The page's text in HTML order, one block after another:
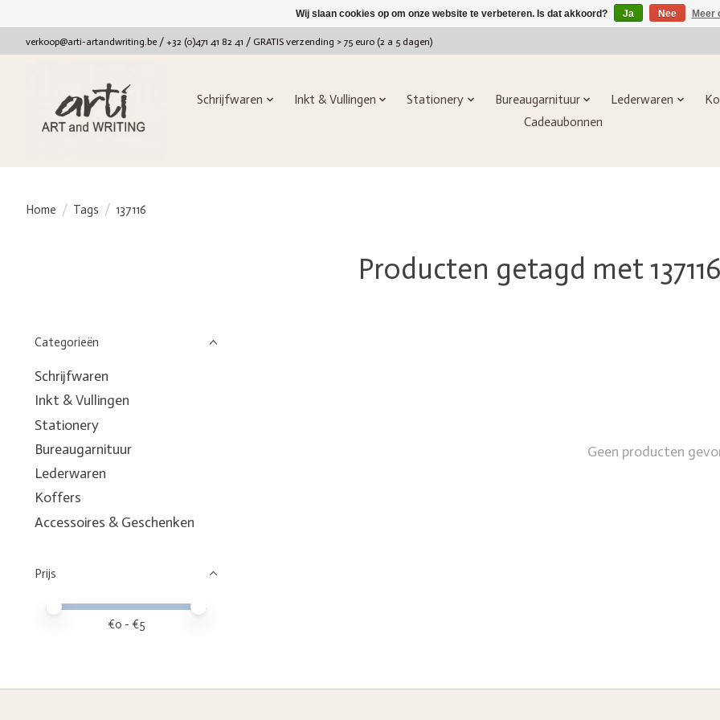
verkoop@arti-artandwriting.be/ +32 (0)471 41 82 41 / GRATIS verzending > 75 euro (2 a 5 dagen)
Schrijfwaren Inkt & Vullingen Stationery Bureaugarnituur Lederwaren
Cadeaubonnen
Home / Tags / 137116
Producten getagd met 137116
Categorieën
Schrijfwaren
Inkt & Vullingen
Stationery
Bureaugarnituur
Lederwaren
Koffers
Accessoires & Geschenken
Prijs
Minimale prijswaarde
Price maximum value
€0 - €5
Geen producten
Wij slaan cookies op om onze website te verbeteren. Is dat akkoord? Ja Nee Meer